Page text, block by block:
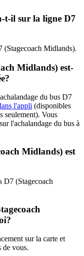
t-il sur la ligne D7
(Stagecoach Midlands).
Midlands) est-
du bus D7
l'appli (disponibles
seulement). Vous
l'achalandage du bus à
Midlands) est
D7 (Stagecoach
sur la carte et
de vous.